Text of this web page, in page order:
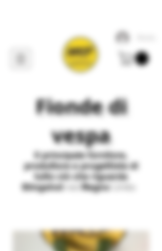
Fionde di
vespa
Il principale fornitore,
produttore e progettista di
tutto ciò che riguarda
Slingshot
Regno